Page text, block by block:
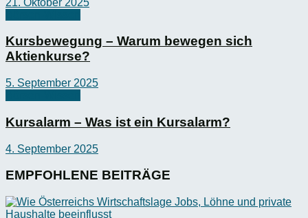
Kursbewegung – Warum bewegen sich
Aktienkurse?
5. September 2025
Kursalarm – Was ist ein Kursalarm?
4. September 2025
EMPFOHLENE BEITRÄGE